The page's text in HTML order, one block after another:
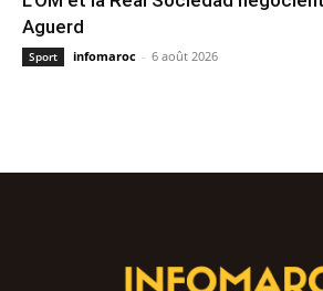
Aguerd
Sport infomaroc - 6 août 2026